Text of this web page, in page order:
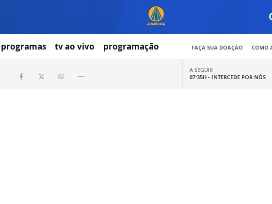
programas tv ao vivo programação FAÇA SUA DOAÇÃO COMO
A SEGUIR
07:35H - INTERCEDE POR NÓS